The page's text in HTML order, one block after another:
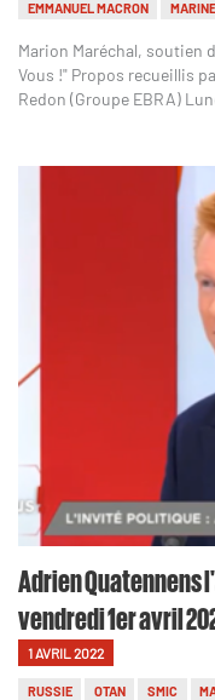
EMMANUEL MACRON
Marion Maréchal, soutien
Vous !" Propos recueillis
Redon (Groupe EBRA)
Adrien Quatennens
vendredi 1er avril
1 AVRIL 2022
RUSSIE OTAN SMIC